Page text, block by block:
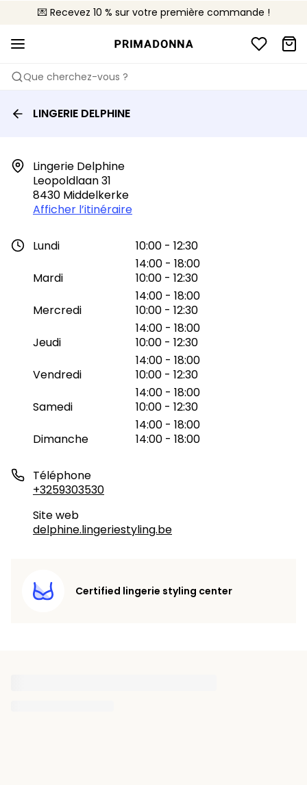
💌 Recevez 10 % sur votre première commande !
🚚 Livraison gratuite à partir de 90€
📦 Retours gratuits
Que cherchez-vous ?
LINGERIE DELPHINE
Lingerie Delphine
Leopoldlaan 31
8430 Middelkerke
Afficher l’itinéraire
Lundi
10:00 - 12:30
14:00 - 18:00
Mardi
10:00 - 12:30
14:00 - 18:00
Mercredi
10:00 - 12:30
14:00 - 18:00
Jeudi
10:00 - 12:30
14:00 - 18:00
Vendredi
10:00 - 12:30
14:00 - 18:00
Samedi
10:00 - 12:30
14:00 - 18:00
Dimanche
14:00 - 18:00
Téléphone
+3259303530
Site web
delphine.lingeriestyling.be
Certified lingerie styling center